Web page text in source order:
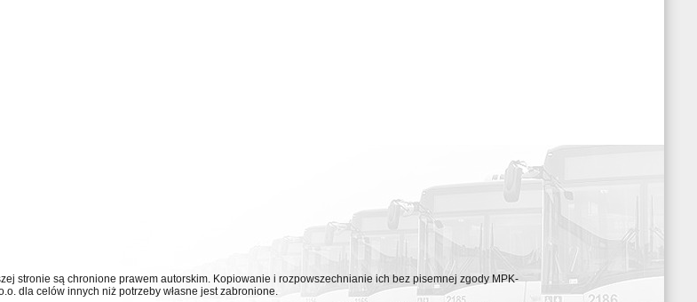
stronie są chronione prawem autorskim. Kopiowanie i rozpowszechnianie ich bez pisemnej zgody MPK-
dla celów innych niż potrzeby własne jest zabronione.